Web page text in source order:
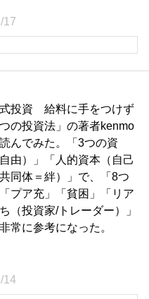
17
式投資 給料に手をつけず
の投資法」の著者kenmo
んでみた。「3つの資
由）」「人的資本（自己
同体＝絆）」で、「8つ
プア充」「貧困」「リア
（投資家/トレーダー）」
常に参考になった。
14